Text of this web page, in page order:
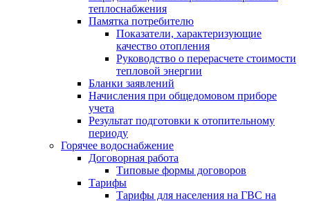
теплоснабжения
Памятка потребителю
Показатели, характеризующие
качество отопления
Руководство о перерасчете стоимости
тепловой энергии
Бланки заявлений
Начисления при общедомовом приборе
учета
Результат подготовки к отопительному
периоду
Горячее водоснабжение
Договорная работа
Типовые формы договоров
Тарифы
Тарифы для населения на ГВС на